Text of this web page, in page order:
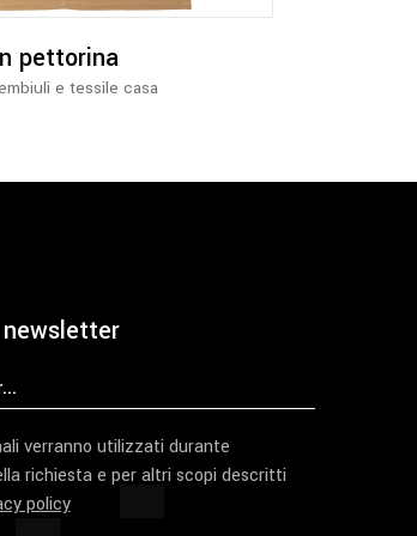
possono
essere
scelte
pettorina
e tessile casa
verranno utilizzati durante
richiesta e per altri scopi descritti
policy